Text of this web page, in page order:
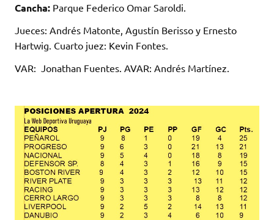
Cancha: Parque Federico Omar Saroldi.
Jueces: Andrés Matonte, Agustín Berisso y Ernesto
Hartwig. Cuarto juez: Kevin Fontes.
VAR: Jonathan Fuentes. AVAR: Andrés Martínez.